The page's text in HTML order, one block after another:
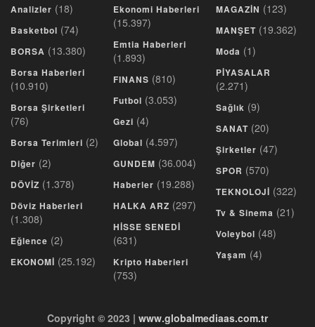
Analizler (18)
Basketbol (74)
BORSA (13.380)
Borsa Haberleri
(10.910)
Borsa Şirketleri
(76)
Borsa Terimleri (2)
Diğer (2)
DÖVİZ (1.378)
Döviz Haberleri
(1.308)
Eğlence (2)
EKONOMİ (25.192)
Ekonomi Haberleri
(15.397)
Emtia Haberleri
(1.893)
FINANS (810)
Futbol (3.053)
Gezi (4)
Global (4.597)
GUNDEM (36.004)
Haberler (19.288)
HALKA ARZ (297)
HİSSE SENEDİ
(631)
Kripto Haberleri
(753)
MAGAZİN (123)
MANŞET (19.362)
Moda (1)
PİYASALAR
(2.271)
Sağlık (9)
SANAT (20)
Şirketler (47)
SPOR (570)
TEKNOLOJİ (322)
Tv & Sinema (21)
Voleybol (48)
Yaşam (4)
Copyright © 2023 | www.globalmediaas.com.tr